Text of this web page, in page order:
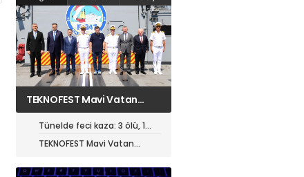
TEKNOFEST Mavi Vatan
öncesi toplantı yapıldı
Tünelde feci kaza: 3 ölü, 1
ağır yaralı
TEKNOFEST Mavi Vatan